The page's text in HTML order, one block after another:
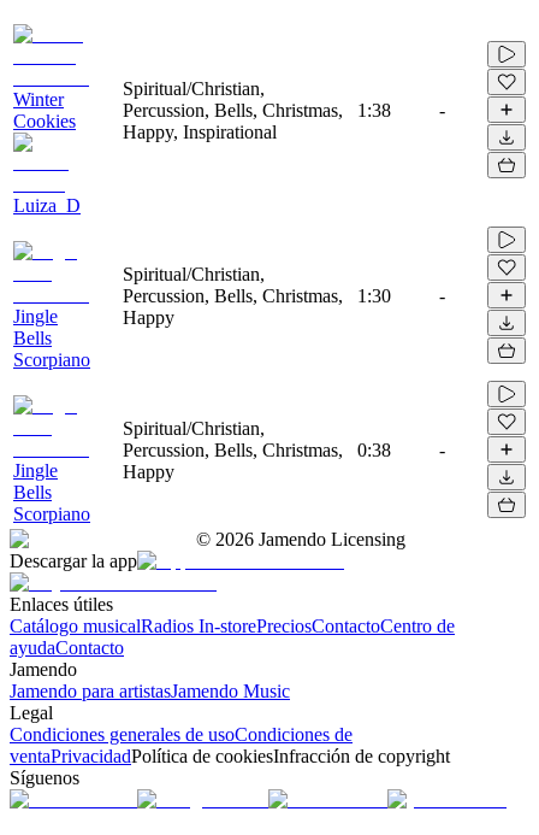
Winter
Cookies
Luiza_D
Spiritual/Christian,
Percussion, Bells, Christmas,
Happy, Inspirational
1:38 -
Jingle
Bells
Scorpiano
Spiritual/Christian,
Percussion, Bells, Christmas,
Happy
1:30 -
Jingle
Bells
Scorpiano
Spiritual/Christian,
Percussion, Bells, Christmas,
Happy
0:38 -
© 2026 Jamendo Licensing
Descargar la app
Enlaces útiles
Catálogo musicalRadios In-storePreciosContactoCentro de
ayudaContacto
Jamendo
Jamendo para artistasJamendo Music
Legal
Condiciones generales de usoCondiciones de
ventaPrivacidadPolítica de cookiesInfracción de copyright
Síguenos